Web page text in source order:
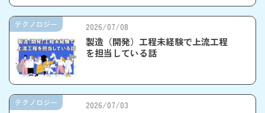
2026/07/08
製造（開発）工程未経験で上流工程
を担当している話
テクノロジー
2026/07/03
テクノロジー